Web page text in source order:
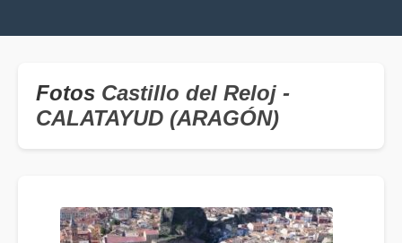
Fotos Castillo del Reloj -
CALATAYUD (ARAGÓN)